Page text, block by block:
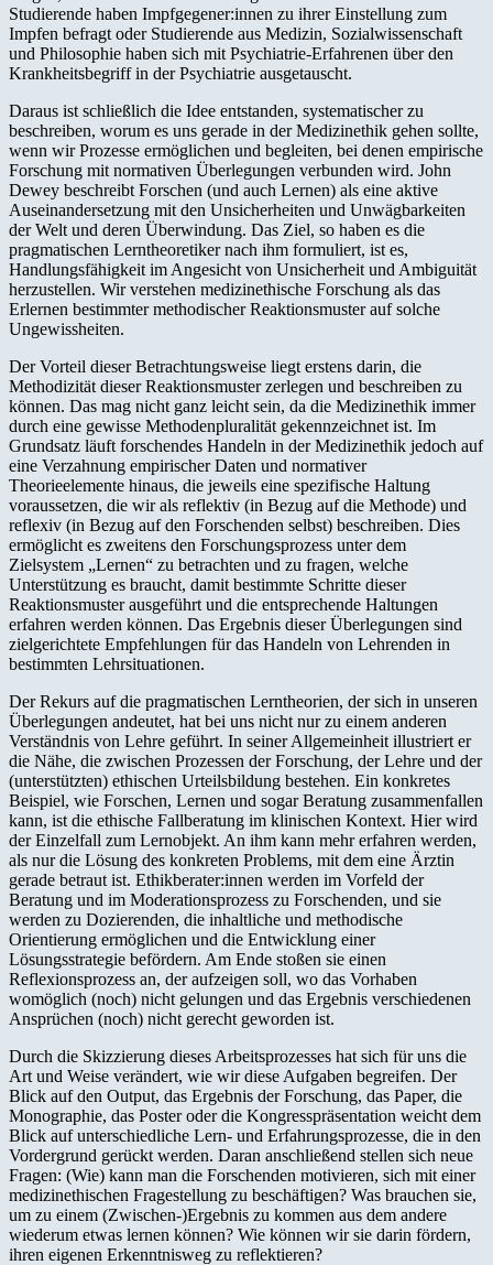
Studierende haben Impfgegener:innen zu ihrer Einstellung zum
Impfen befragt oder Studierende aus Medizin, Sozialwissenschaft
und Philosophie haben sich mit Psychiatrie-Erfahrenen über den
Krankheitsbegriff in der Psychiatrie ausgetauscht.
Daraus ist schließlich die Idee entstanden, systematischer zu
beschreiben, worum es uns gerade in der Medizinethik gehen sollte,
wenn wir Prozesse ermöglichen und begleiten, bei denen empirische
Forschung mit normativen Überlegungen verbunden wird. John
Dewey beschreibt Forschen (und auch Lernen) als eine aktive
Auseinandersetzung mit den Unsicherheiten und Unwägbarkeiten
der Welt und deren Überwindung. Das Ziel, so haben es die
pragmatischen Lerntheoretiker nach ihm formuliert, ist es,
Handlungsfähigkeit im Angesicht von Unsicherheit und Ambiguität
herzustellen. Wir verstehen medizinethische Forschung als das
Erlernen bestimmter methodischer Reaktionsmuster auf solche
Ungewissheiten.
Der Vorteil dieser Betrachtungsweise liegt erstens darin, die
Methodizität dieser Reaktionsmuster zerlegen und beschreiben zu
können. Das mag nicht ganz leicht sein, da die Medizinethik immer
durch eine gewisse Methodenpluralität gekennzeichnet ist. Im
Grundsatz läuft forschendes Handeln in der Medizinethik jedoch auf
eine Verzahnung empirischer Daten und normativer
Theorieelemente hinaus, die jeweils eine spezifische Haltung
voraussetzen, die wir als reflektiv (in Bezug auf die Methode) und
reflexiv (in Bezug auf den Forschenden selbst) beschreiben. Dies
ermöglicht es zweitens den Forschungsprozess unter dem
Zielsystem „Lernen“ zu betrachten und zu fragen, welche
Unterstützung es braucht, damit bestimmte Schritte dieser
Reaktionsmuster ausgeführt und die entsprechende Haltungen
erfahren werden können. Das Ergebnis dieser Überlegungen sind
zielgerichtete Empfehlungen für das Handeln von Lehrenden in
bestimmten Lehrsituationen.
Der Rekurs auf die pragmatischen Lerntheorien, der sich in unseren
Überlegungen andeutet, hat bei uns nicht nur zu einem anderen
Verständnis von Lehre geführt. In seiner Allgemeinheit illustriert er
die Nähe, die zwischen Prozessen der Forschung, der Lehre und der
(unterstützten) ethischen Urteilsbildung bestehen. Ein konkretes
Beispiel, wie Forschen, Lernen und sogar Beratung zusammenfallen
kann, ist die ethische Fallberatung im klinischen Kontext. Hier wird
der Einzelfall zum Lernobjekt. An ihm kann mehr erfahren werden,
als nur die Lösung des konkreten Problems, mit dem eine Ärztin
gerade betraut ist. Ethikberater:innen werden im Vorfeld der
Beratung und im Moderationsprozess zu Forschenden, und sie
werden zu Dozierenden, die inhaltliche und methodische
Orientierung ermöglichen und die Entwicklung einer
Lösungsstrategie befördern. Am Ende stoßen sie einen
Reflexionsprozess an, der aufzeigen soll, wo das Vorhaben
womöglich (noch) nicht gelungen und das Ergebnis verschiedenen
Ansprüchen (noch) nicht gerecht geworden ist.
Durch die Skizzierung dieses Arbeitsprozesses hat sich für uns die
Art und Weise verändert, wie wir diese Aufgaben begreifen. Der
Blick auf den Output, das Ergebnis der Forschung, das Paper, die
Monographie, das Poster oder die Kongresspräsentation weicht dem
Blick auf unterschiedliche Lern- und Erfahrungsprozesse, die in den
Vordergrund gerückt werden. Daran anschließend stellen sich neue
Fragen: (Wie) kann man die Forschenden motivieren, sich mit einer
medizinethischen Fragestellung zu beschäftigen? Was brauchen sie,
um zu einem (Zwischen-)Ergebnis zu kommen aus dem andere
wiederum etwas lernen können? Wie können wir sie darin fördern,
ihren eigenen Erkenntnisweg zu reflektieren?